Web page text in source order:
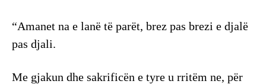
“Amanet na e lanë të parët, brez pas brezi e djalë
pas djali.
Me gjakun dhe sakrificën e tyre u rritëm ne, për